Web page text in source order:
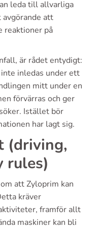
leda till allvarliga
avgörande att
reaktioner på
är rådet entydigt:
inledas under ett
mitt under en
förvärras och ger
Istället bör
har lagt sig.
(driving,
rules)
att Zyloprim kan
kräver
framför allt
maskiner kan bli